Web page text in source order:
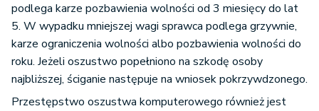
podlega karze pozbawienia wolności od 3 miesięcy do lat
5. W wypadku mniejszej wagi sprawca podlega grzywnie,
karze ograniczenia wolności albo pozbawienia wolności do
roku. Jeżeli oszustwo popełniono na szkodę osoby
najbliższej, ściganie następuje na wniosek pokrzywdzonego.
Przestępstwo oszustwa komputerowego również jest